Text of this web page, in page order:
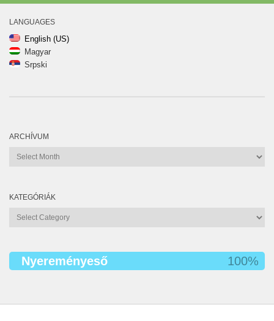
LANGUAGES
English (US)
Magyar
Srpski
ARCHÍVUM
Archívum
KATEGÓRIÁK
Kategóriák
Nyereményeső 100%